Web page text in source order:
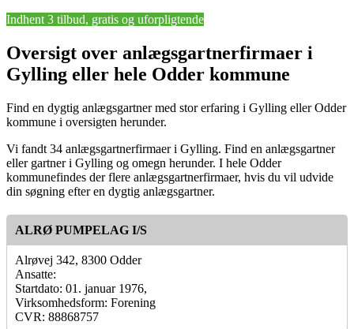
Indhent 3 tilbud, gratis og uforpligtende
Oversigt over anlægsgartnerfirmaer i
Gylling eller hele Odder kommune
Find en dygtig anlægsgartner med stor erfaring i Gylling eller Odder
kommune i oversigten herunder.
Vi fandt 34 anlægsgartnerfirmaer i Gylling. Find en anlægsgartner
eller gartner i Gylling og omegn herunder. I hele Odder
kommunefindes der flere anlægsgartnerfirmaer, hvis du vil udvide
din søgning efter en dygtig anlægsgartner.
ALRØ PUMPELAG I/S
Alrøvej 342, 8300 Odder
Ansatte:
Startdato: 01. januar 1976,
Virksomhedsform: Forening
CVR: 88868757